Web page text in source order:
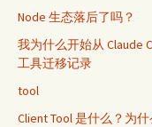
Node 生态落后了吗？
我为什么开始从 Claude
工具迁移记录
tool
Client Tool 是什么？为